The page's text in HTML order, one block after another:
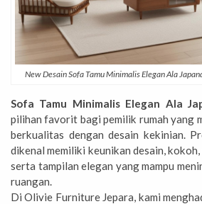
New Desain Sofa Tamu Minimalis Elegan Ala
Sofa Tamu Minimalis Elegan Ala
pilihan favorit bagi pemilik rumah yang
berkualitas dengan desain kekinian.
dikenal memiliki keunikan desain,
serta tampilan elegan yang mampu
ruangan.
Di Olivie Furniture Jepara, kami